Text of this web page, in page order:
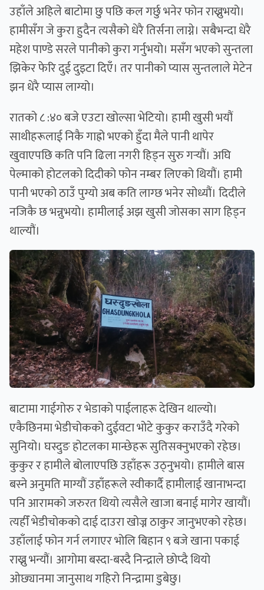
उहाँले अहिले बाटोमा छु पछि कल गर्छु भनेर फोन राख्नुभयो।
हामीसँग जे कुरा हुदैन त्यसैको धेरै तिर्सना लाग्ने। सबैभन्दा धेरै
महेश पाण्डे सरले पानीको कुरा गर्नुभयो। मसँग भएको सुन्तला
झिकेर फेरि दुई दुइटा दिएँ। तर पानीको प्यास सुन्तलाले मेटेन
झन धेरै प्यास लाग्यो।
रातको ८ :४० बजे एउटा खोल्सा भेटियो। हामी खुसी भयौं
साथीहरूलाई निकै गाह्रो भएको हुँदा मैले पानी थापेर
खुवाएपछि कति पनि ढिला नगरी हिड्न सुरु गर्‍यौं। अघि
पेल्माको होटलको दिदीको फोन नम्बर लिएको थियौं। हामी
पानी भएको ठाउँ पुग्यो अब कति लाग्छ भनेर सोध्यौं। दिदीले
नजिकै छ भन्नुभयो। हामीलाई अझ खुसी जोसका साग हिड्न
थाल्यौं।
बाटामा गाईगोरु र भेडाको पाईलाहरू देखिन थाल्यो।
एकैछिनमा भेडीचोकको दुईवटा भोटे कुकुर कराउँदै गरेको
सुनियो। घस्दुङ होटलका मान्छेहरू सुतिसक्नुभएको रहेछ।
कुकुर र हामीले बोलाएपछि उहाँहरू उठ्नुभयो। हामीले बास
बस्ने अनुमति माग्यौं उहाँहरूले स्वीकार्दै हामीलाई खानाभन्दा
पनि आरामको जरुरत थियो त्यसैले खाजा बनाई मागेर खायौं।
त्यहीँ भेडीचोकको दाई दाउरा खोज्न ठाकुर जानुभएको रहेछ।
उहाँलाई फोन गर्न लगाएर भोलि बिहान ९ बजे खाना पकाई
राख्नु भन्यौं। आगोमा बस्दा-बस्दै निन्द्राले छोप्दै थियो
ओछ्यानमा जानुसाथ गहिरो निन्द्रामा डुबेछु।